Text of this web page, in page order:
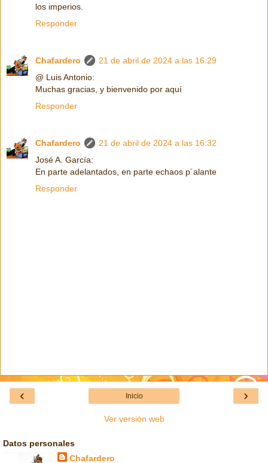
los imperios.
Responder
Chafardero
21 de abril de 2024 a las 16:29
@ Luis Antonio:
Muchas gracias, y bienvenido por aquí
Responder
Chafardero
21 de abril de 2024 a las 16:32
José A. García:
En parte adelantados, en parte echaos p´alante
Responder
‹ ›
Inicio
Ver versión web
Datos personales
Chafardero